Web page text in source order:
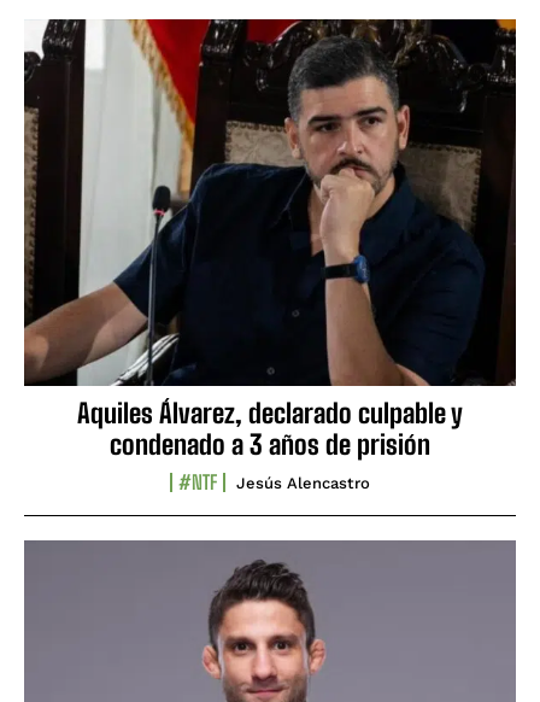
Aquiles Álvarez, declarado culpable y
condenado a 3 años de prisión
#NTF Jesús Alencastro